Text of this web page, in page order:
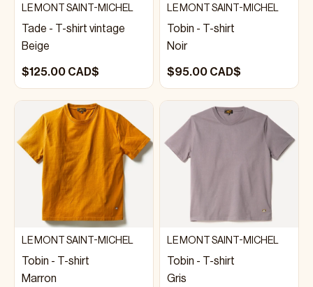
LE MONT SAINT-MICHEL
Tade - T-shirt vintage
Beige
$125.00 CAD$
LE MONT SAINT-MICHEL
Tobin - T-shirt
Noir
$95.00 CAD$
LE MONT SAINT-MICHEL
Tobin - T-shirt
Marron
LE MONT SAINT-MICHEL
Tobin - T-shirt
Gris